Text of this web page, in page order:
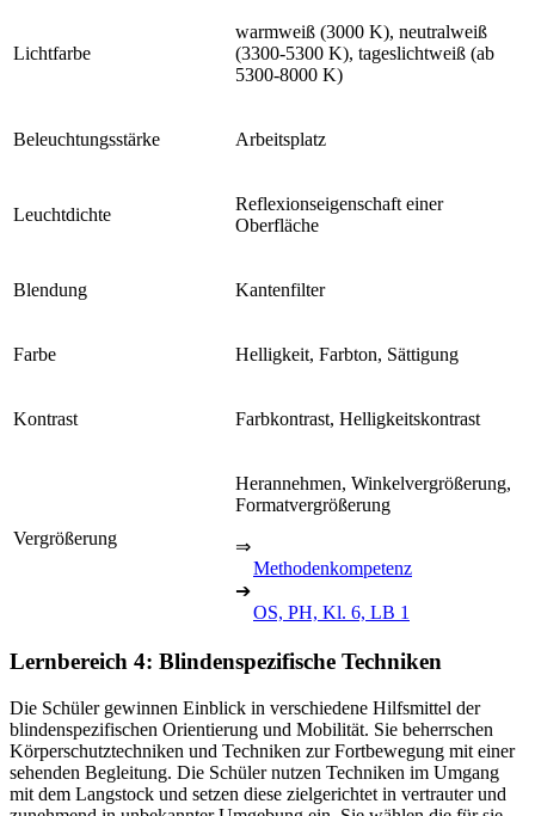
Lichtfarbe
warmweiß (3000 K), neutralweiß
(3300-5300 K), tageslichtweiß (ab
5300-8000 K)
Beleuchtungsstärke Arbeitsplatz
Leuchtdichte
Reflexionseigenschaft einer
Oberfläche
Blendung Kantenfilter
Farbe Helligkeit, Farbton, Sättigung
Kontrast Farbkontrast, Helligkeitskontrast
Vergrößerung
Herannehmen, Winkelvergrößerung,
Formatvergrößerung
⇒
Methodenkompetenz
➔
OS, PH, Kl. 6, LB 1
Lernbereich 4: Blindenspezifische Techniken
Die Schüler gewinnen Einblick in verschiedene Hilfsmittel der
blindenspezifischen Orientierung und Mobilität. Sie beherrschen
Körperschutztechniken und Techniken zur Fortbewegung mit einer
sehenden Begleitung. Die Schüler nutzen Techniken im Umgang
mit dem Langstock und setzen diese zielgerichtet in vertrauter und